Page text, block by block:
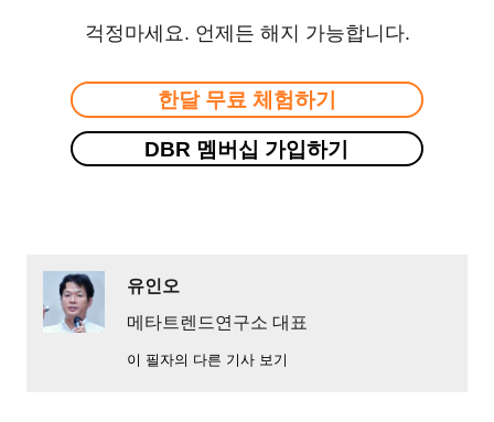
걱정마세요. 언제든 해지 가능합니다.
한달 무료 체험하기
DBR 멤버십 가입하기
유인오
메타트렌드연구소 대표
이 필자의 다른 기사 보기